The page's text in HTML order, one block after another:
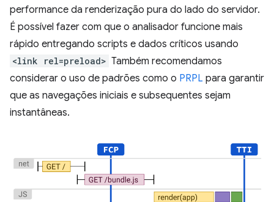
performance da renderização pura do lado do servidor.
É possível fazer com que o analisador funcione mais
rápido entregando scripts e dados críticos usando
<link rel=preload> Também recomendamos
considerar o uso de padrões como o PRPL para garantir
que as navegações iniciais e subsequentes sejam
instantâneas.